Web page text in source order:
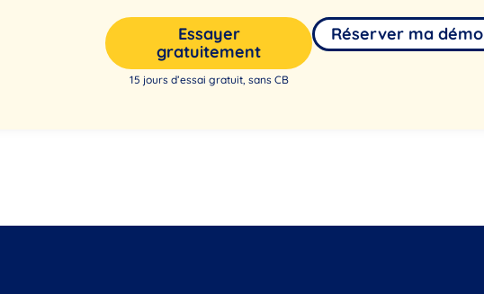
Essayer
gratuitement
15 jours d’essai gratuit, sans CB
Réserver ma démo